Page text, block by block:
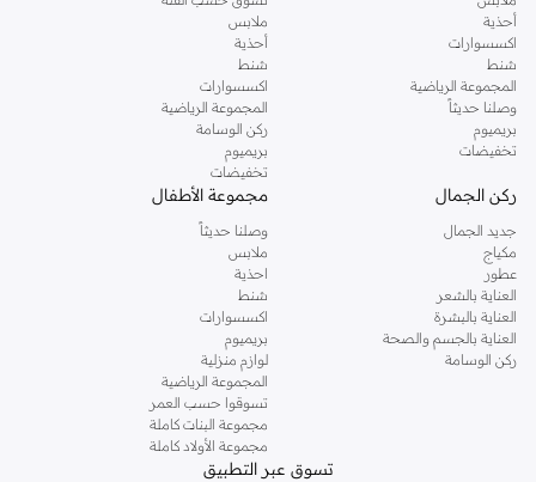
أحذية
اكسسوارات
شنط
المجموعة الرياضية
وصلنا حديثاً
بريميوم
تخفيضات
ملابس
أحذية
شنط
اكسسوارات
المجموعة الرياضية
ركن الوسامة
بريميوم
تخفيضات
ركن الجمال
جديد الجمال
مكياج
عطور
العناية بالشعر
العناية بالبشرة
العناية بالجسم والصحة
ركن الوسامة
مجموعة الأطفال
وصلنا حديثاً
ملابس
احذية
شنط
اكسسوارات
بريميوم
لوازم منزلية
المجموعة الرياضية
تسوقوا حسب العمر
مجموعة البنات كاملة
مجموعة الأولاد كاملة
تسوق عبر التطبيق